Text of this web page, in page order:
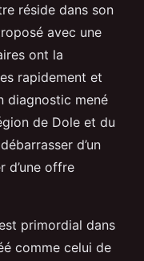
réside dans son
avec une
ont la
rapidement et
diagnostic mené
de Dole et du
d’un
d’une offre
primordial dans
comme celui de